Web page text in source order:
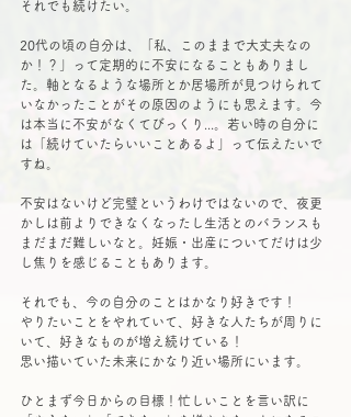
それでも続けたい。
20代の頃の自分は、「私、このままで大丈夫なの
か！？」って定期的に不安になることもありまし
た。軸となるような場所とか居場所が見つけられて
いなかったことがその原因のようにも思えます。今
は本当に不安がなくてびっくり...。若い時の自分に
は「続けていたらいいことあるよ」って伝えたいで
すね。
不安はないけど完璧というわけではないので、夜更
かしは前よりできなくなったし生活とのバランスも
まだまだ難しいなと。妊娠・出産についてだけは少
し焦りを感じることもあります。
それでも、今の自分のことはかなり好きです！
やりたいことをやれていて、好きな人たちが周りに
いて、好きなものが増え続けている！
思い描いていた未来にかなり近い場所にいます。
ひとまず今日からの目標！忙しいことを言い訳に